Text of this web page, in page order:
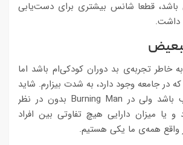
قطعا شانس بیشتری برای دست‌یابی
داشت.
خاطر تجربه‌ی بد دوران کودکی‌ام باشد اما
در جامعه وجود دارد، به شدت بیزارم. شاید
برایتان کمی عجیب باشد ولی در Burning Man بدون در نظر
و یا میزان دارایی هیچ تفاوتی بین افراد
واقع همه‌ی ما یکی هستیم.